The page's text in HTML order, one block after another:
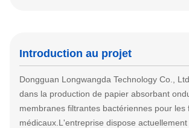
Introduction au projet
Dongguan Longwangda Technology Co.,
dans la production de papier absorbant
membranes filtrantes bactériennes pour les
médicaux.L'entreprise dispose